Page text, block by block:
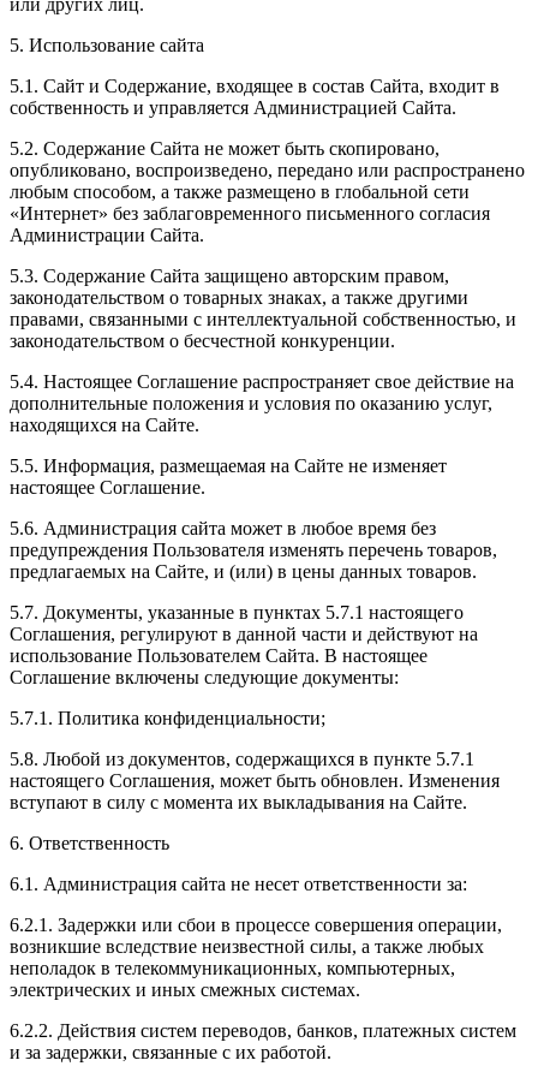
5. Использование сайта
5.1. Сайт и Содержание, входящее в состав Сайта, входит в
собственность и управляется Администрацией Сайта.
5.2. Содержание Сайта не может быть скопировано,
опубликовано, воспроизведено, передано или распространено
любым способом, а также размещено в глобальной сети
«Интернет» без заблаговременного письменного согласия
Администрации Сайта.
5.3. Содержание Сайта защищено авторским правом,
законодательством о товарных знаках, а также другими
правами, связанными с интеллектуальной собственностью, и
законодательством о бесчестной конкуренции.
5.4. Настоящее Соглашение распространяет свое действие на
дополнительные положения и условия по оказанию услуг,
находящихся на Сайте.
5.5. Информация, размещаемая на Сайте не изменяет
настоящее Соглашение.
5.6. Администрация сайта может в любое время без
предупреждения Пользователя изменять перечень товаров,
предлагаемых на Сайте, и (или) в цены данных товаров.
5.7. Документы, указанные в пунктах 5.7.1 настоящего
Соглашения, регулируют в данной части и действуют на
использование Пользователем Сайта. В настоящее
Соглашение включены следующие документы:
5.7.1. Политика конфиденциальности;
5.8. Любой из документов, содержащихся в пункте 5.7.1
настоящего Соглашения, может быть обновлен. Изменения
вступают в силу с момента их выкладывания на Сайте.
6. Ответственность
6.1. Администрация сайта не несет ответственности за:
6.2.1. Задержки или сбои в процессе совершения операции,
возникшие вследствие неизвестной силы, а также любых
неполадок в телекоммуникационных, компьютерных,
электрических и иных смежных системах.
6.2.2. Действия систем переводов, банков, платежных систем
и за задержки, связанные с их работой.